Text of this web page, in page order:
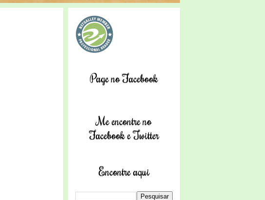
Page no Facebook
Me encontre no
Facebook e Twitter
Encontre aqui